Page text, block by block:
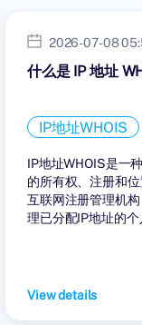
2026-07-08
什么是 IP 地址
IP地址WHOIS
IP地址WHOIS是一
的所有权、注册和
互联网注册管理机
理已分配IP地址的个
View details